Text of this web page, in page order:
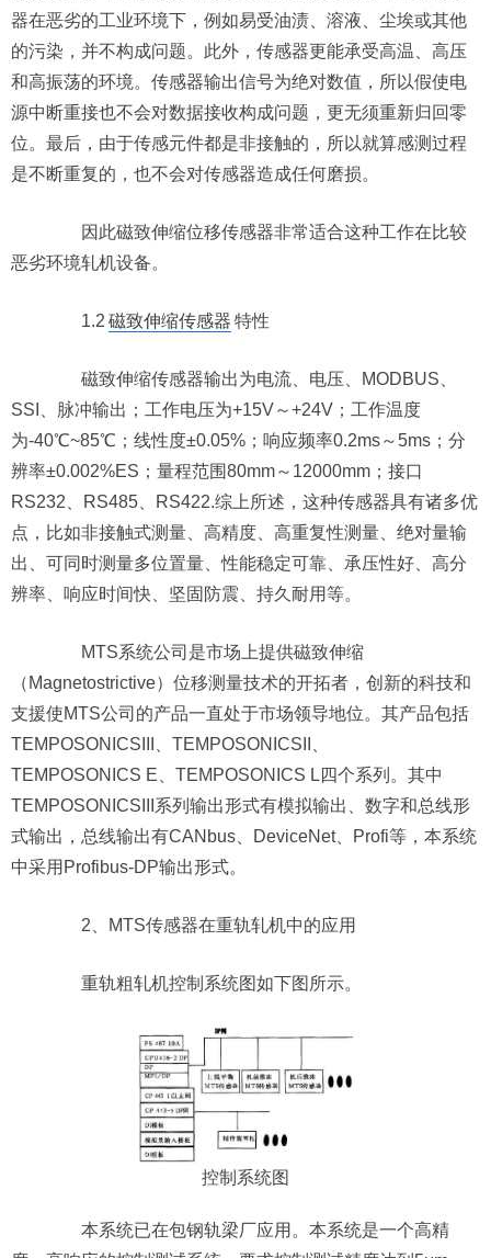
器在恶劣的工业环境下，例如易受油渍、溶液、尘埃或其他
的污染，并不构成问题。此外，传感器更能承受高温、高压
和高振荡的环境。传感器输出信号为绝对数值，所以假使电
源中断重接也不会对数据接收构成问题，更无须重新归回零
位。最后，由于传感元件都是非接触的，所以就算感测过程
是不断重复的，也不会对传感器造成任何磨损。
因此磁致伸缩位移传感器非常适合这种工作在比较
恶劣环境轧机设备。
1.2 磁致伸缩传感器 特性
磁致伸缩传感器输出为电流、电压、MODBUS、
SSI、脉冲输出；工作电压为+15V～+24V；工作温度
为-40℃~85℃；线性度±0.05%；响应频率0.2ms～5ms；分
辨率±0.002%ES；量程范围80mm～12000mm；接口
RS232、RS485、RS422.综上所述，这种传感器具有诸多优
点，比如非接触式测量、高精度、高重复性测量、绝对量输
出、可同时测量多位置量、性能稳定可靠、承压性好、高分
辨率、响应时间快、坚固防震、持久耐用等。
MTS系统公司是市场上提供磁致伸缩
（Magnetostrictive）位移测量技术的开拓者，创新的科技和
支援使MTS公司的产品一直处于市场领导地位。其产品包括
TEMPOSONICSIII、TEMPOSONICSII、
TEMPOSONICS E、TEMPOSONICS L四个系列。其中
TEMPOSONICSIII系列输出形式有模拟输出、数字和总线形
式输出，总线输出有CANbus、DeviceNet、Profi等，本系统
中采用Profibus-DP输出形式。
2、MTS传感器在重轨轧机中的应用
重轨粗轧机控制系统图如下图所示。
控制系统图
本系统已在包钢轨梁厂应用。本系统是一个高精